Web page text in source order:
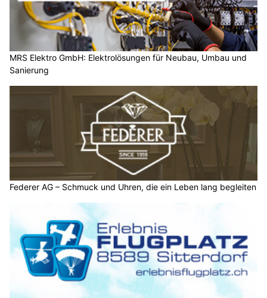
MRS Elektro GmbH: Elektrolösungen für Neubau, Umbau und
Sanierung
Federer AG – Schmuck und Uhren, die ein Leben lang begleiten